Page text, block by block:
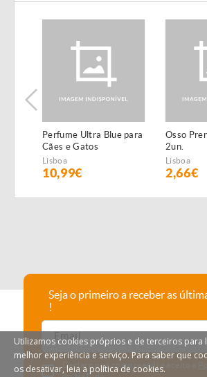
Perfume Ultra Blue para
Cães e Gatos
Lisboa
10,99€
Osso
2un.
Lisboa
2,66€
Seja o primeiro a receber as
!
Declaro que compreendi e aceito a
Utilizamos cookies próprios e de terceiros para
melhor experiência e serviço. Para saber que
os desativar, leia a política de cookies.